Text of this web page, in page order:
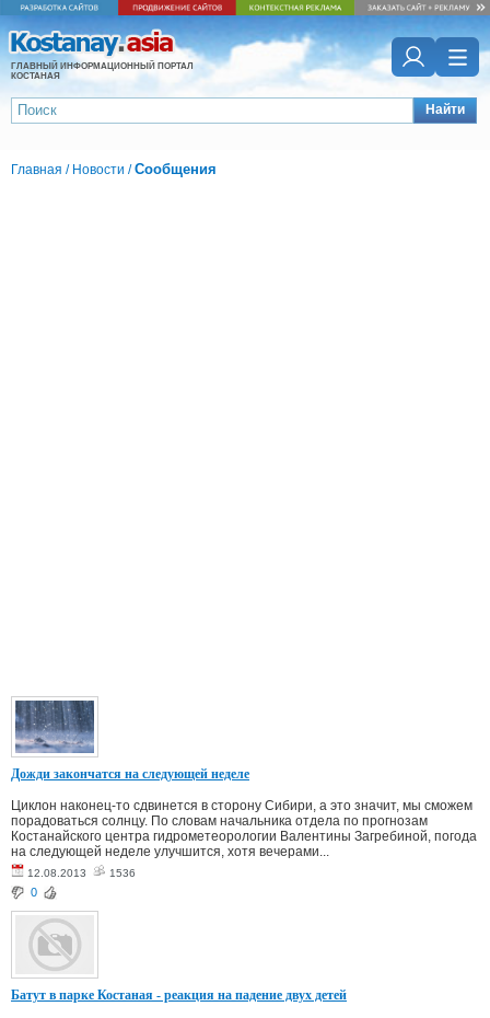
ГЛАВНЫЙ ИНФОРМАЦИОННЫЙ ПОРТАЛ
КОСТАНАЯ
Найти
Главная / Новости /Сообщения
Дожди закончатся на следующей неделе
Циклон наконец-то сдвинется в сторону Сибири, а это значит, мы сможем
порадоваться солнцу. По словам начальника отдела по прогнозам
Костанайского центра гидрометеорологии Валентины Загребиной, погода
на следующей неделе улучшится, хотя вечерами...
12.08.2013 1536
0
Батут в парке Костаная - реакция на падение двух детей